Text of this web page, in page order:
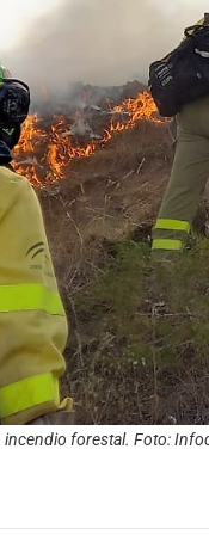
incendio forestal. Foto: